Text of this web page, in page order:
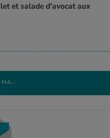
et salade d'avocat aux
MA…